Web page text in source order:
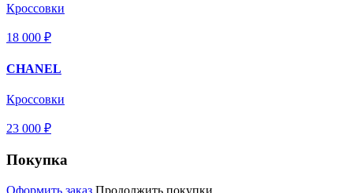
Кроссовки
18 000 ₽
CHANEL
Кроссовки
23 000 ₽
Покупка
Оформить заказ Продолжить покупки